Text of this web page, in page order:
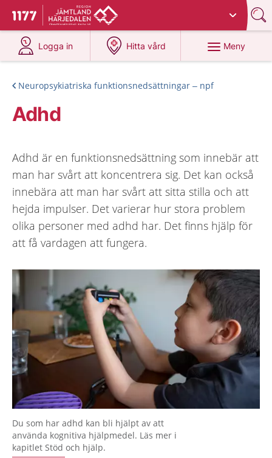
Till startsidan för 1177
Du har valt region
Logga in
på 1177.se
Hitta vård
på 1177.se
Meny
Neuropsykiatriska funktionsnedsättningar – npf
Adhd
Adhd är en funktionsnedsättning som innebär att
man har svårt att koncentrera sig. Det kan också
innebära att man har svårt att sitta stilla och att
hejda impulser. Det varierar hur stora problem
olika personer med adhd har. Det finns hjälp för
att få vardagen att fungera.
Du som har adhd kan bli hjälpt av att
använda kognitiva hjälpmedel. Läs mer i
kapitlet Stöd och hjälp.